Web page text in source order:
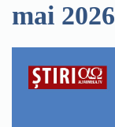
mai 2026